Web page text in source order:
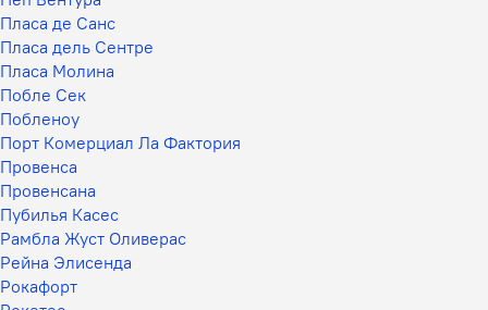
Пласа де Санс
Пласа дель Сентре
Пласа Молина
Побле Сек
Побленоу
Порт Комерциал Ла Фактория
Провенса
Провенсана
Пубилья Касес
Рамбла Жуст Оливерас
Рейна Элисенда
Рокафорт